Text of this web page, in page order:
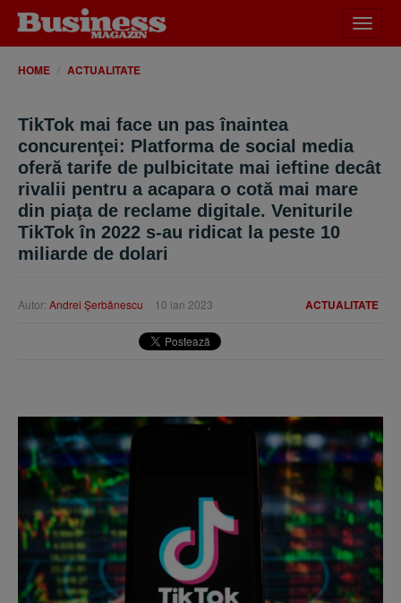
meniu
HOME ACTUALITATE
TikTok mai face un pas înaintea
concurenţei: Platforma de social media
oferă tarife de pulbicitate mai ieftine decât
rivalii pentru a acapara o cotă mai mare
din piaţa de reclame digitale. Veniturile
TikTok în 2022 s-au ridicat la peste 10
miliarde de dolari
ACTUALITATE
Autor: Andrei Şerbănescu 10 ian 2023